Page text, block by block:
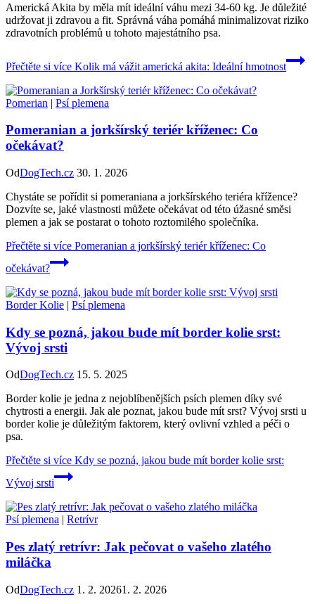
Americká Akita by měla mít ideální váhu mezi 34-60 kg. Je důležité
udržovat ji zdravou a fit. Správná váha pomáhá minimalizovat riziko
zdravotních problémů u tohoto majestátního psa.
Přečtěte si více Kolik má vážit americká akita: Ideální hmotnost
Pomerian | Psí plemena
Pomeranian a jorkšírský teriér kříženec: Co
očekávat?
OdDogTech.cz 30. 1. 2026
Chystáte se pořídit si pomeraniana a jorkšírského teriéra křížence?
Dozvíte se, jaké vlastnosti můžete očekávat od této úžasné směsi
plemen a jak se postarat o tohoto roztomilého společníka.
Přečtěte si více Pomeranian a jorkšírský teriér kříženec: Co
očekávat?
Border Kolie | Psí plemena
Kdy se pozná, jakou bude mít border kolie srst:
Vývoj srsti
OdDogTech.cz 15. 5. 2025
Border kolie je jedna z nejoblíbenějších psích plemen díky své
chytrosti a energii. Jak ale poznat, jakou bude mít srst? Vývoj srsti u
border kolie je důležitým faktorem, který ovlivní vzhled a péči o
psa.
Přečtěte si více Kdy se pozná, jakou bude mít border kolie srst:
Vývoj srsti
Psí plemena | Retrívr
Pes zlatý retrívr: Jak pečovat o vašeho zlatého
miláčka
OdDogTech.cz 1. 2. 20261. 2. 2026